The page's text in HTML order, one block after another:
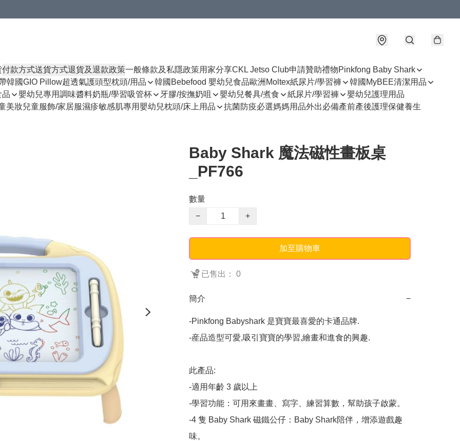
付款方式送貨方式退貨及退款政策一般條款及私隱政策用家分享CKL Jetso Club申請贊助禮物Pinkfong Baby Shark
韓國GIO Pillow超透氣護頭型枕頭/用品 韓國Bebefood 嬰幼兒食品歐洲Moltex紙尿片/學習褲
韓國MyBEE清潔用品
品
嬰幼兒專用調味醬料奶瓶/學習吸管杯 牙膠/按撫奶咀 嬰幼兒餐具/煮食 紙尿片/學習褲
嬰幼兒護理用品
美妝兒童服飾/家居服濕疹敏感肌專用嬰幼兒枕頭/床上用品 抗菌防疫必選媽媽用品外出必備產前產後護理保健養生
Baby Shark 魔法磁性畫板桌
_PF766
數量
−
+
加至購物車
已售出： 0
簡介 −
-Pinkfong Babyshark 是寶寶最喜愛的卡通品牌.
-産品造型可愛,吸引寶寶的學習,繪畫和進食的興趣.
此產品:
-適用年齡 3 歲以上
-學習功能：可用來畫畫、寫字、練習算數，幫助孩子啟蒙。
-4 隻 Baby Shark 磁鐵公仔：Baby Shark陪伴，增添遊戲趣
味。